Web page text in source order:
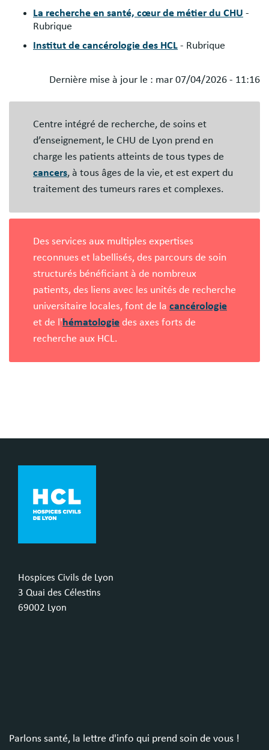
La recherche en santé, cœur de métier du CHU -
Rubrique
Institut de cancérologie des HCL - Rubrique
Dernière mise à jour le : mar 07/04/2026 - 11:16
Centre intégré de recherche, de soins et
d’enseignement, le CHU de Lyon prend en
charge les patients atteints de tous types de
cancers, à tous âges de la vie, et est expert du
traitement des tumeurs rares et complexes.
Des services aux multiples expertises
reconnues et labellisés, des parcours de soin
structurés bénéficiant à de nombreux
patients, des liens avec les unités de recherche
universitaire locales, font de la cancérologie
et de l' hématologie des axes forts de
recherche aux HCL.
Hospices Civils de Lyon
3 Quai des Célestins
69002 Lyon
Parlons santé, la lettre d'info qui prend soin de vous !